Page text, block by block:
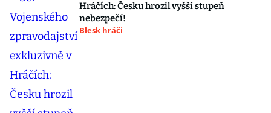
Hráčích: Česku hrozil vyšší stupeň
nebezpečí!
Blesk hráči